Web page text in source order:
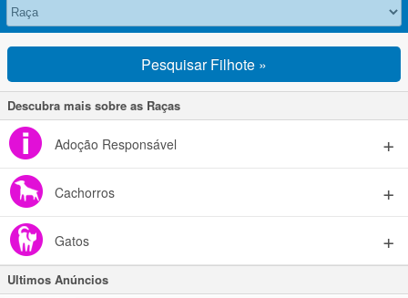
Pesquisar Filhote »
Descubra mais sobre as Raças
Adoção Responsável
Cachorros
Gatos
Ultimos Anúncios